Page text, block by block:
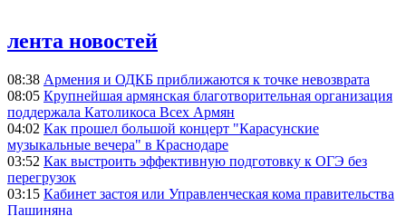
лента новостей
08:38 Армения и ОДКБ приближаются к точке невозврата
08:05 Крупнейшая армянская благотворительная организация
поддержала Католикоса Всех Армян
04:02 Как прошел большой концерт "Карасунские
музыкальные вечера" в Краснодаре
03:52 Как выстроить эффективную подготовку к ОГЭ без
перегрузок
03:15 Кабинет застоя или Управленческая кома правительства
Пашиняна